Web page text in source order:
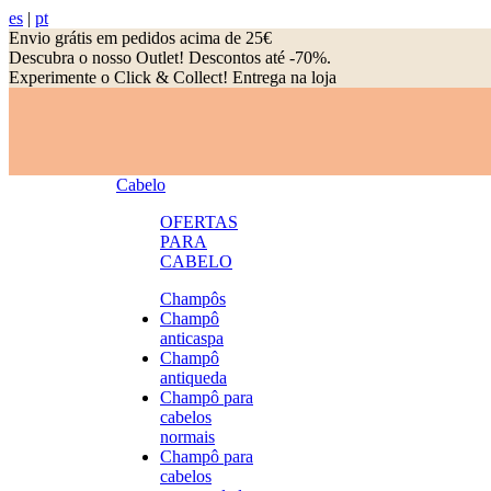
es | pt
Envio grátis em pedidos acima de 25€
Descubra o nosso Outlet! Descontos até -70%.
Experimente o Click & Collect! Entrega na loja
Cabelo
OFERTAS
PARA
CABELO
Champôs
Champô
anticaspa
Champô
antiqueda
Champô para
cabelos
normais
Champô para
cabelos